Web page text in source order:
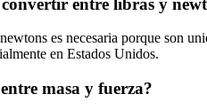
es necesaria porque son
en Estados Unidos.
masa y fuerza?